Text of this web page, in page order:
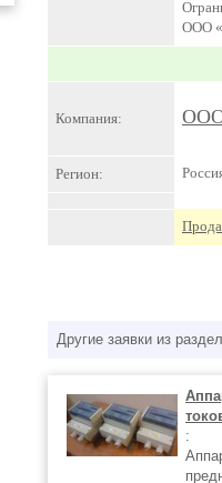
ООО
Компания: ООО
Регион:
Другие заявки из
: